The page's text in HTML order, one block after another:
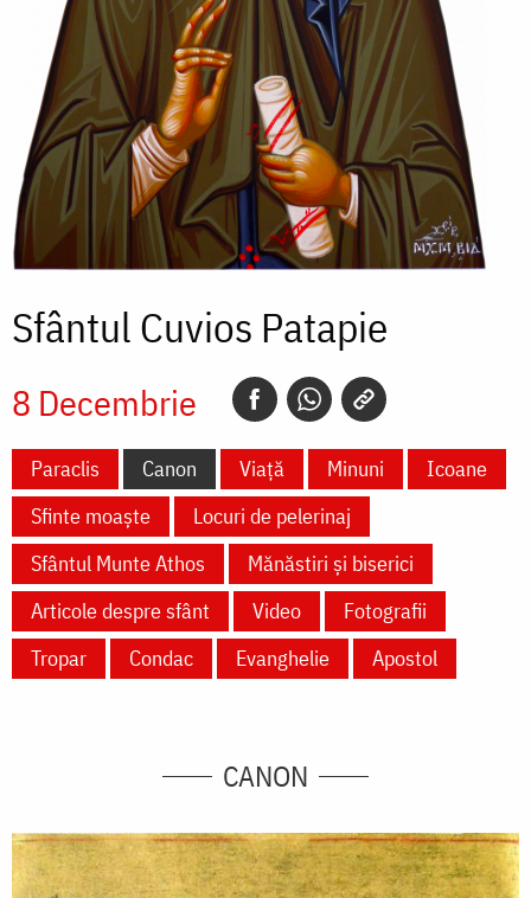
Sfântul Cuvios Patapie
8 Decembrie
Paraclis Canon Viață Minuni
Icoane
Sfinte moaște
Locuri de pelerinaj
Sfântul Munte Athos
Mănăstiri și biserici
Articole despre sfânt
Video
Fotografii
Tropar
Condac Evanghelie Apostol
CANON